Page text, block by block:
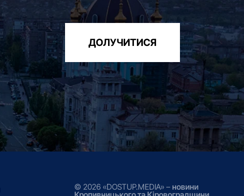
ДОЛУЧИТИСЯ
© 2026 «DOSTUP.MEDIA» – новини